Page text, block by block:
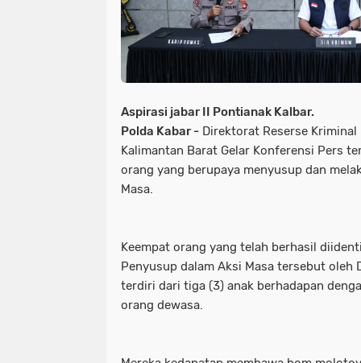
Aspirasi jabar II Pontianak Kalbar.
Polda Kabar - Direktorat Reserse
Kalimantan Barat Gelar Konferensi Pers
orang yang berupaya menyusup dan
Masa.
Keempat orang yang telah berhasil
Penyusup dalam Aksi Masa tersebut oleh
terdiri dari tiga (3) anak berhadapan
orang dewasa.